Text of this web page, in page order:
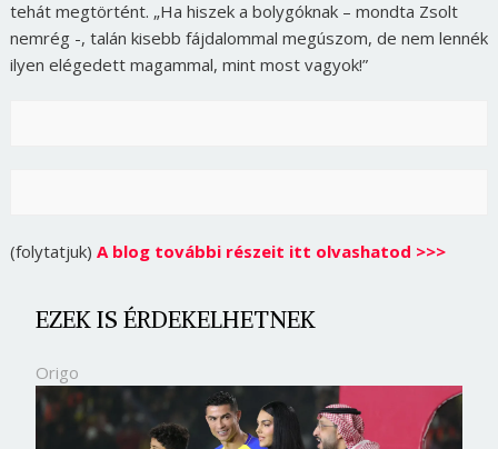
tehát megtörtént. „Ha hiszek a bolygóknak – mondta Zsolt
nemrég -, talán kisebb fájdalommal megúszom, de nem lennék
ilyen elégedett magammal, mint most vagyok!”
(folytatjuk) A blog további részeit itt olvashatod >>>
EZEK IS ÉRDEKELHETNEK
Origo